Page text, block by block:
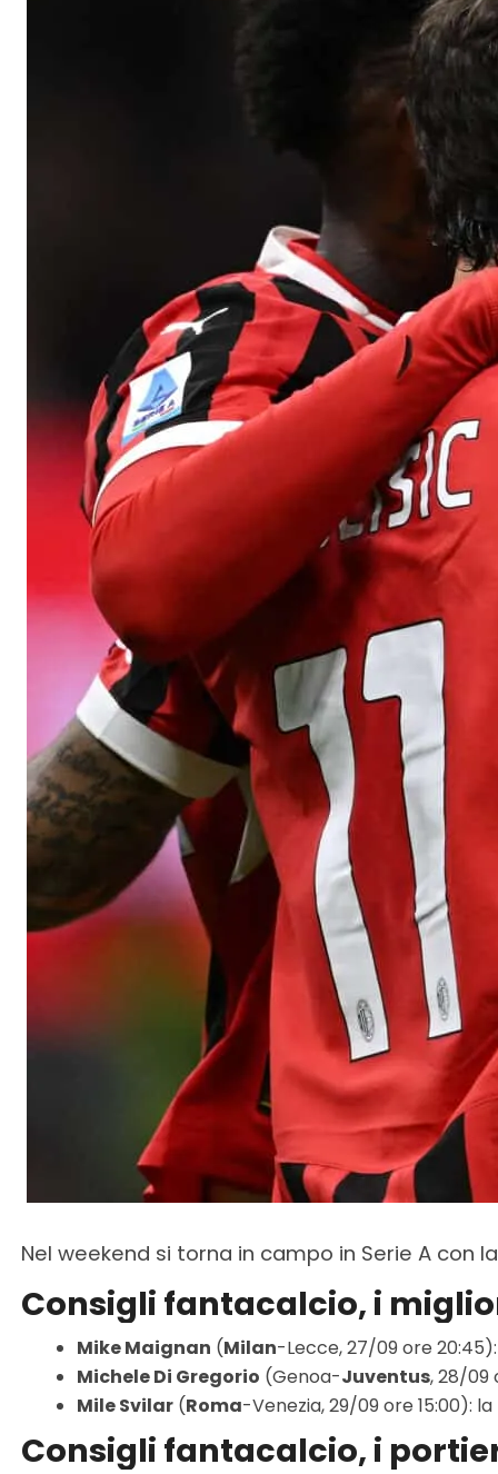
Nel weekend si torna in campo in Serie A con
Consigli fantacalcio, i
Mike Maignan (Milan-Lecce, 27/09 ore
Michele Di Gregorio (Genoa-Juventus, 28/09
Mile Svilar(Roma-Venezia, 29/09 ore 15:00):
Consigli fantacalcio, i